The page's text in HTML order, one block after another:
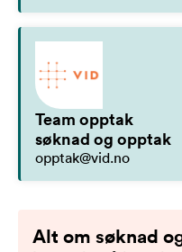
Team opptak
søknad og opptak
opptak@vid.no
Alt om søknad